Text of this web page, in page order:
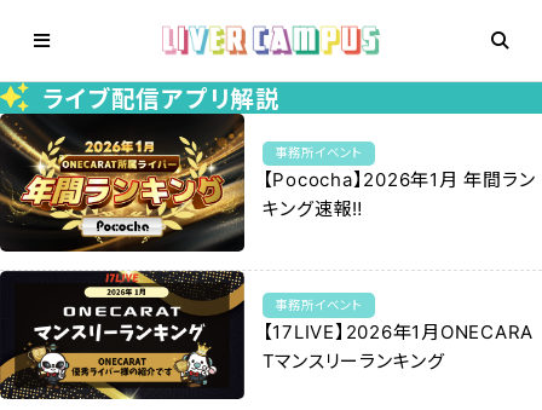
ライブ配信アプリ解説
事務所イベント
【Pococha】2026年1月 年間ラン
キング速報‼️
事務所イベント
【17LIVE】2026年1月ONECARA
Tマンスリーランキング